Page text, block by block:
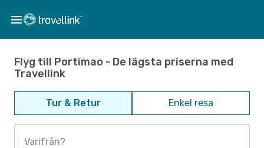
Flyg till Portimao - De lägsta priserna med
Travellink
Tur & Retur Enkel resa
Varifrån?